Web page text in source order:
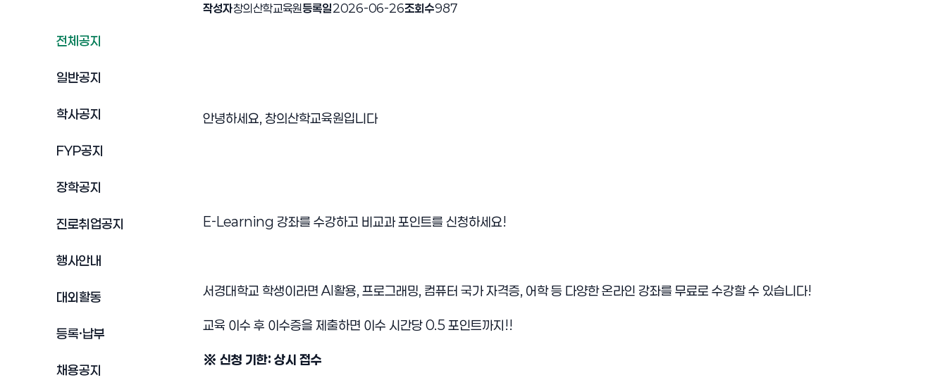
전체공지
일반공지
학사공지
FYP공지
장학공지
진로취업공지
행사안내
대외활동
등록·납부
채용공지
작성자창의산학교육원등록일2026-06-26조회수987
안녕하세요, 창의산학교육원입니다
E-Learning 강좌를 수강하고 비교과 포인트를 신청하세요!
서경대학교 학생이라면 AI활용, 프로그래밍, 컴퓨터 국가 자격증, 어학 등 다양한 온라인 강좌를 무료로 수강할 수 있습니다!
교육 이수 후 이수증을 제출하면 이수 시간당 0.5 포인트까지!!
※ 신청 기한: 상시 접수